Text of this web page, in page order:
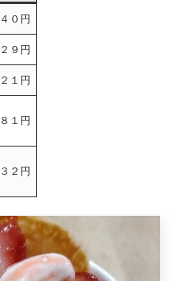
０円
９円
１円
１円
２円